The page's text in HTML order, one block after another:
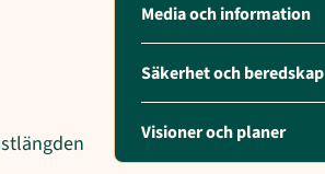
Media och information
Säkerhet och beredskap
Visioner och planer